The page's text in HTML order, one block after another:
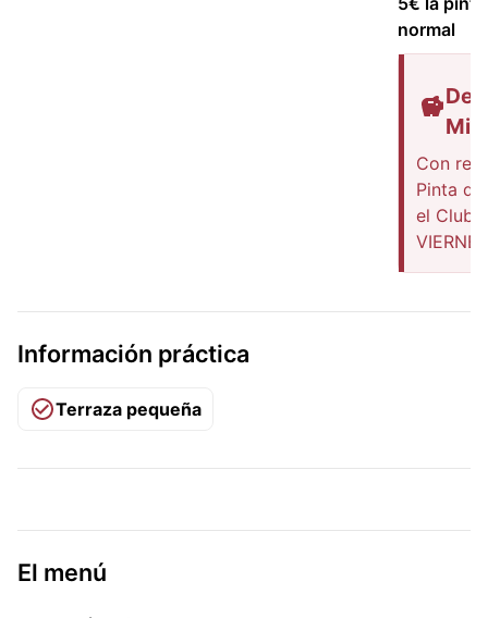
normal
Con
Pinta
el Club
Información práctica
Terraza pequeña
El menú